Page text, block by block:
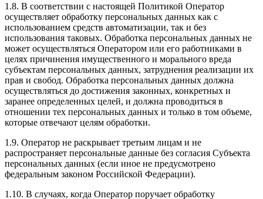
1.8. В соответствии с настоящей Политикой Оператор
осуществляет обработку персональных данных как с
использованием средств автоматизации, так и без
использования таковых. Обработка персональных данных не
может осуществляться Оператором или его работниками в
целях причинения имущественного и морального вреда
субъектам персональных данных, затруднения реализации их
прав и свобод. Обработка персональных данных должна
осуществляться до достижения законных, конкретных и
заранее определенных целей, и должна проводиться в
отношении тех персональных данных и только в том объеме,
которые отвечают целям обработки.
1.9. Оператор не раскрывает третьим лицам и не
распространяет персональные данные без согласия Субъекта
персональных данных (если иное не предусмотрено
федеральным законом Российской Федерации).
1.10. В случаях, когда Оператор поручает обработку